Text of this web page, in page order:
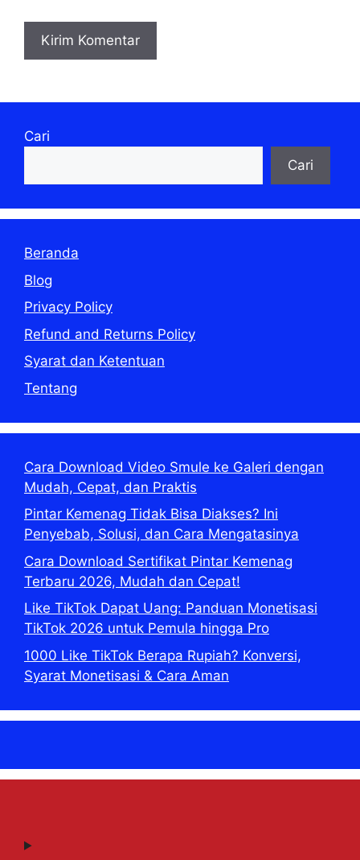
Cari
Cari
Beranda
Blog
Privacy Policy
Refund and Returns Policy
Syarat dan Ketentuan
Tentang
Cara Download Video Smule ke Galeri dengan
Mudah, Cepat, dan Praktis
Pintar Kemenag Tidak Bisa Diakses? Ini
Penyebab, Solusi, dan Cara Mengatasinya
Cara Download Sertifikat Pintar Kemenag
Terbaru 2026, Mudah dan Cepat!
Like TikTok Dapat Uang: Panduan Monetisasi
TikTok 2026 untuk Pemula hingga Pro
1000 Like TikTok Berapa Rupiah? Konversi,
Syarat Monetisasi & Cara Aman